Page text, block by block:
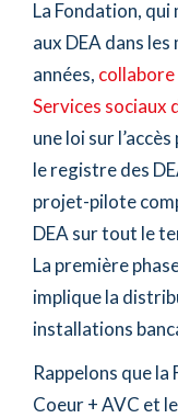
La Fondation,
aux DEA dans
années, collabore
Services sociaux
une loi sur
le registre des
projet-pilote
DEA sur tout le
La première
implique la
installations
Rappelons que
Coeur + AVC et